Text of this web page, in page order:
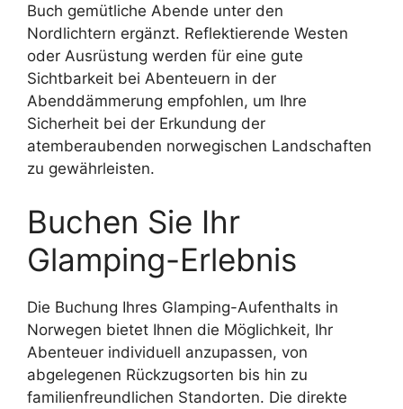
Buch gemütliche Abende unter den
Nordlichtern ergänzt. Reflektierende Westen
oder Ausrüstung werden für eine gute
Sichtbarkeit bei Abenteuern in der
Abenddämmerung empfohlen, um Ihre
Sicherheit bei der Erkundung der
atemberaubenden norwegischen Landschaften
zu gewährleisten.
Buchen Sie Ihr
Glamping-Erlebnis
Die Buchung Ihres Glamping-Aufenthalts in
Norwegen bietet Ihnen die Möglichkeit, Ihr
Abenteuer individuell anzupassen, von
abgelegenen Rückzugsorten bis hin zu
familienfreundlichen Standorten. Die direkte